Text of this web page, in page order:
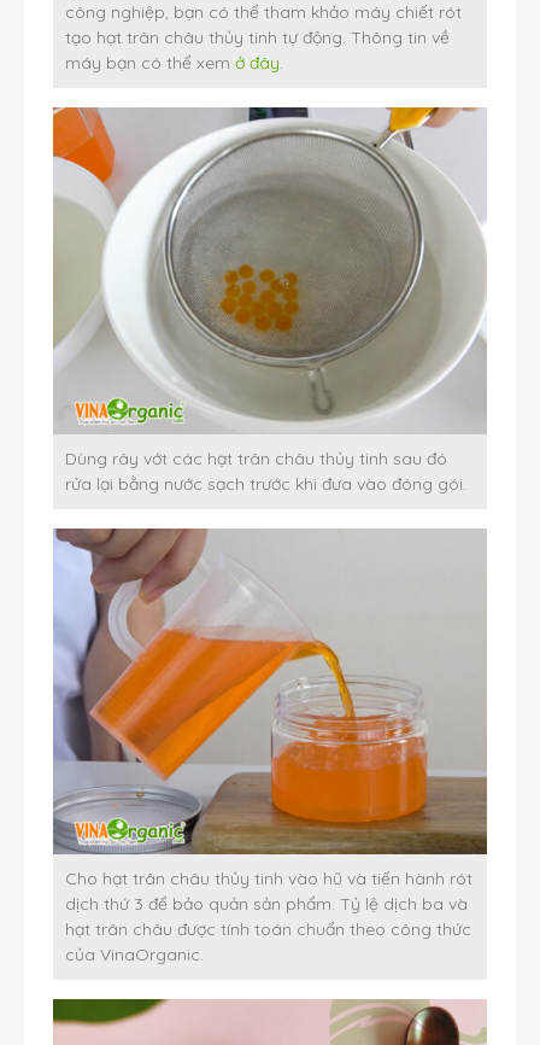
công nghiệp, bạn có thể tham khảo máy chiết rót
tạo hạt trân châu thủy tinh tự động. Thông tin về
máy bạn có thể xem ở đây.
Dùng rây vớt các hạt trân châu thủy tinh sau đó
rửa lại bằng nước sạch trước khi đưa vào đóng gói.
Cho hạt trân châu thủy tinh vào hũ và tiến hành rót
dịch thứ 3 để bảo quản sản phẩm. Tỷ lệ dịch ba và
hạt trân châu được tính toán chuẩn theo công thức
của VinaOrganic.